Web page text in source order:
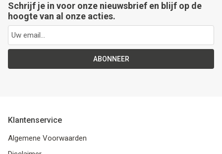
Schrijf je in voor onze nieuwsbrief en blijf op de
hoogte van al onze acties.
ABONNEER
Klantenservice
Algemene Voorwaarden